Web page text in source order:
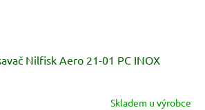
Nilfisk Aero 21-01 PC INOX
Skladem u výrobce